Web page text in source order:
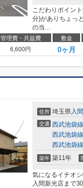
こだわりポイン
分)がありちょっ
の当...
管理費・共益費 敷金
6,600円 0ヶ月
住所 埼玉県入
交通 西武池袋線
西武池袋線
西武池袋線
築年 築11年
気になるイチオ
入間新光店まで